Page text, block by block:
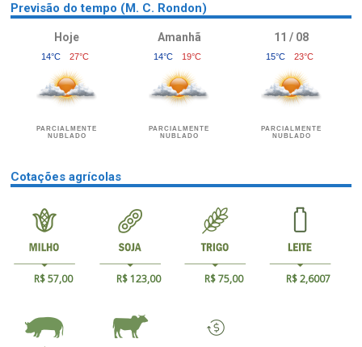
Previsão do tempo (M. C. Rondon)
Hoje
14°C 27°C
PARCIALMENTE
NUBLADO
Amanhã
14°C 19°C
PARCIALMENTE
NUBLADO
11 / 08
15°C 23°C
PARCIALMENTE
NUBLADO
Cotações agrícolas
R$ 57,00 R$ 123,00 R$ 75,00 R$ 2,6007